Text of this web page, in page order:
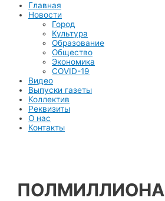
Главная
Новости
Город
Культура
Образование
Общество
Экономика
COVID-19
Видео
Выпуски газеты
Коллектив
Реквизиты
О нас
Контакты
ПОЛМИЛЛИОНА